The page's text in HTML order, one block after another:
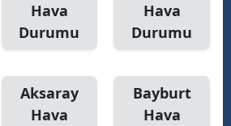
Hava
Durumu
Hava
Durumu
Aksaray
Hava
Bayburt
Hava